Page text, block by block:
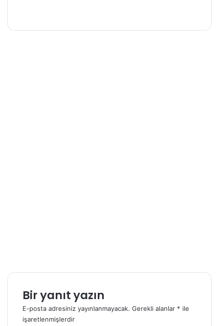
Bir yanıt yazın
E-posta adresiniz yayınlanmayacak. Gerekli alanlar * ile
işaretlenmişlerdir